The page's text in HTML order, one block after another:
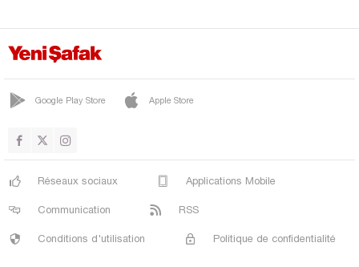
Google Play Store Apple Store
Réseaux sociaux Applications Mobile
Communication RSS
Conditions d'utilisation Politique de confidentialité